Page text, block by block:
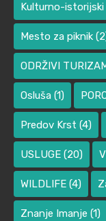
Kulturno-
Mesto za piknik
ODRŽIVI
Osluša (1)
Predov Krst (4)
USLUGE (20)
WILDLIFE (4)
Znanje Imanje (1)